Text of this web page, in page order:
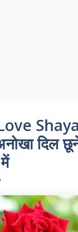
दिल